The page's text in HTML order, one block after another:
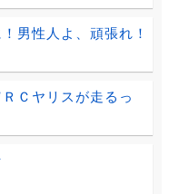
男性人よ、頑張れ！
Ｃヤリスが走るっ